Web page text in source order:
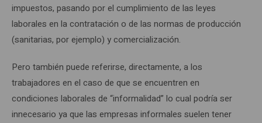
impuestos, pasando por el cumplimiento de las leyes
laborales en la contratación o de las normas de producción
(sanitarias, por ejemplo) y comercialización.
Pero también puede referirse, directamente, a los
trabajadores en el caso de que se encuentren en
condiciones laborales de “informalidad” lo cual podría ser
innecesario ya que las empresas informales suelen tener